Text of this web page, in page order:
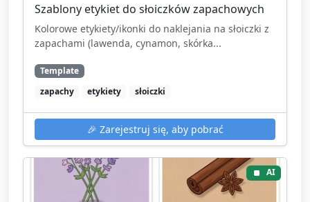
Szablony etykiet do słoiczków zapachowych
Kolorowe etykiety/ikonki do naklejania na słoiczki z
zapachami (lawenda, cynamon, skórka...
Template
zapachy
etykiety słoiczki
🎉 Zarejestruj się, aby pobrać
AI